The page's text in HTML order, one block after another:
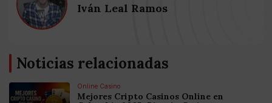
Iván Leal Ramos
Noticias relacionadas
Online Casino
Mejores Cripto Casinos Online en